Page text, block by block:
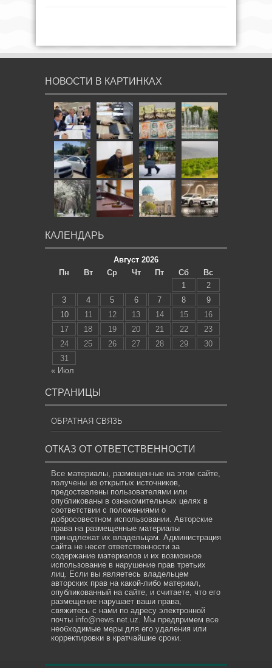
НОВОСТИ В КАРТИНКАХ
КАЛЕНДАРЬ
Август 2026
Пн
Вт Ср Чт Пт Сб
Вс
1
2
3
4 5 6 7 8
9
10
11 12 13 14 15
16
17
18 19 20 21 22
23
24
25 26 27 28 29
30
31
« Июл
СТРАНИЦЫ
ОБРАТНАЯ СВЯЗЬ
ОТКАЗ ОТ ОТВЕТСТВЕННОСТИ
Все материалы, размещенные на этом сайте,
получены из открытых источников,
предоставлены пользователями или
опубликованы в ознакомительных целях в
соответствии с положениями о
добросовестном использовании. Авторские
права на размещенные материалы
принадлежат их владельцам. Администрация
сайта не несет ответственности за
содержание материалов и их возможное
использование в нарушение прав третьих
лиц. Если вы являетесь владельцем
авторских прав на какой-либо материал,
опубликованный на сайте, и считаете, что его
размещение нарушает ваши права,
свяжитесь с нами по адресу электронной
почты info@news.net.uz. Мы предпримем все
необходимые меры для его удаления или
корректировки в кратчайшие сроки.